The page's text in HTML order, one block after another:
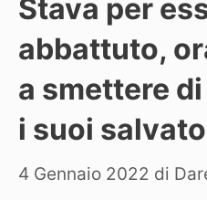
Stava per
abbattuto,
a smettere
i suoi
4 Gennaio 2022 di